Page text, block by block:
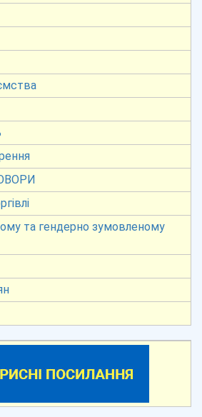
та гендерно зумовленому